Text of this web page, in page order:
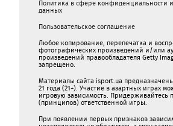
Политика в сфере конфиденциальности
данных
Пользовательское соглашение
Любое копирование, перепечатка и
фотографических произведений и/или
произведений правообладателя Getty
запрещено.
Материалы сайта isport.ua
21 года (21+). Участие в азартных играх
игровую зависимость. Придерживайтесь
(принципов) ответственной игры.
При появлении первых признаков